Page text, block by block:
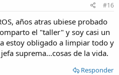
#16
años atras ubiese probado
el "taller" y soy casi un
estoy obligado a limpiar todo y
suprema...cosas de la vida.
Responder